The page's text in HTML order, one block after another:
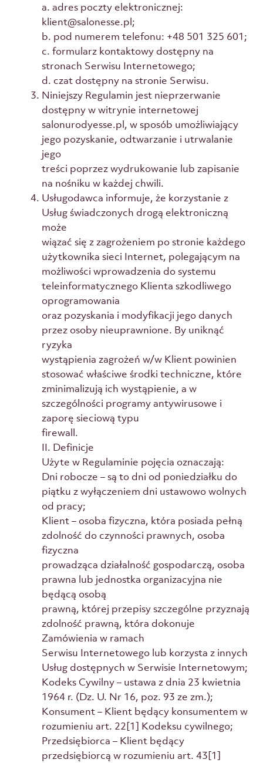
a. adres poczty elektronicznej:
klient@salonesse.pl;
b. pod numerem telefonu: +48 501 325 601;
c. formularz kontaktowy dostępny na
stronach Serwisu Internetowego;
d. czat dostępny na stronie Serwisu.
Niniejszy Regulamin jest nieprzerwanie
dostępny w witrynie internetowej
salonurodyesse.pl, w sposób umożliwiający
jego pozyskanie, odtwarzanie i utrwalanie
jego
treści poprzez wydrukowanie lub zapisanie
na nośniku w każdej chwili.
Usługodawca informuje, że korzystanie z
Usług świadczonych drogą elektroniczną
może
wiązać się z zagrożeniem po stronie każdego
użytkownika sieci Internet, polegającym na
możliwości wprowadzenia do systemu
teleinformatycznego Klienta szkodliwego
oprogramowania
oraz pozyskania i modyfikacji jego danych
przez osoby nieuprawnione. By uniknąć
ryzyka
wystąpienia zagrożeń w/w Klient powinien
stosować właściwe środki techniczne, które
zminimalizują ich wystąpienie, a w
szczególności programy antywirusowe i
zaporę sieciową typu
firewall.
II. Definicje
Użyte w Regulaminie pojęcia oznaczają:
Dni robocze – są to dni od poniedziałku do
piątku z wyłączeniem dni ustawowo wolnych
od pracy;
Klient – osoba fizyczna, która posiada pełną
zdolność do czynności prawnych, osoba
fizyczna
prowadząca działalność gospodarczą, osoba
prawna lub jednostka organizacyjna nie
będącą osobą
prawną, której przepisy szczególne przyznają
zdolność prawną, która dokonuje
Zamówienia w ramach
Serwisu Internetowego lub korzysta z innych
Usług dostępnych w Serwisie Internetowym;
Kodeks Cywilny – ustawa z dnia 23 kwietnia
1964 r. (Dz. U. Nr 16, poz. 93 ze zm.);
Konsument – Klient będący konsumentem w
rozumieniu art. 22[1] Kodeksu cywilnego;
Przedsiębiorca – Klient będący
przedsiębiorcą w rozumieniu art. 43[1]